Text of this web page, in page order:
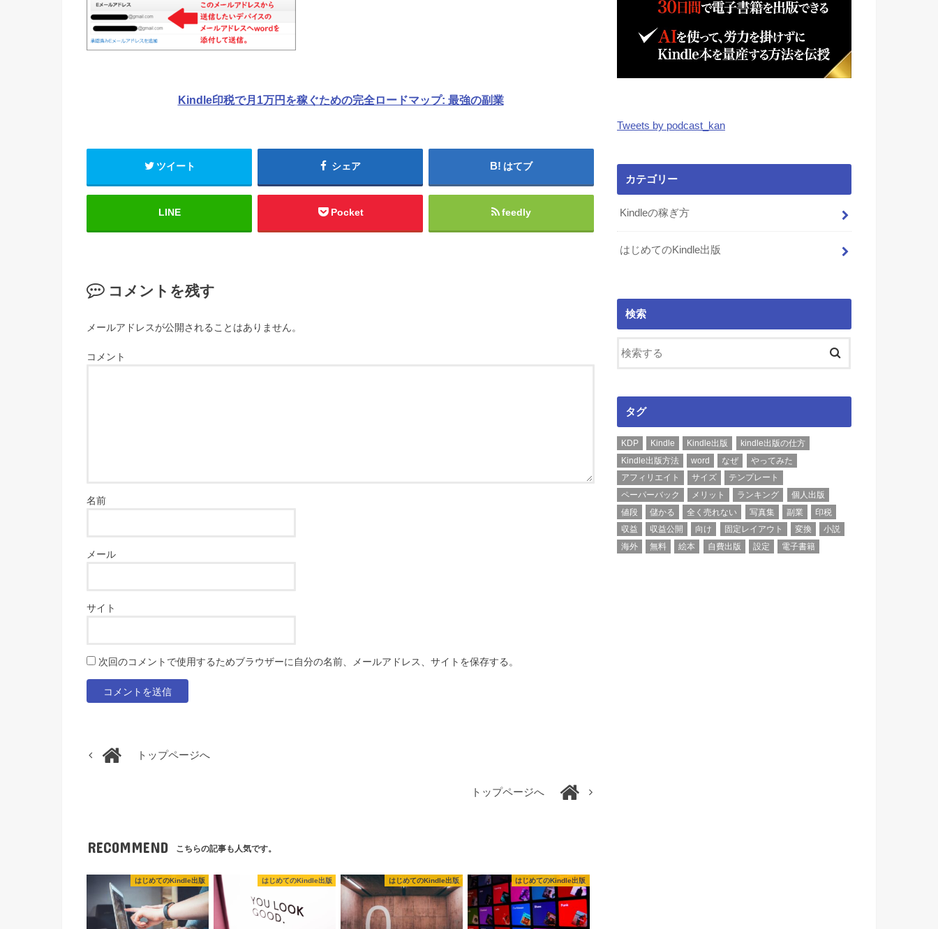
Kindle印税で月1万円を稼ぐための完全ロードマップ: 最強の副業
ツイート シェア はてブ
LINE Pocket feedly
コメントを残す
メールアドレスが公開されることはありません。
コメント
名前
メール
サイト
次回のコメントで使用するためブラウザーに自分の名前、メールアドレス、サイトを保存する。
トップページへ
トップページへ
RECOMMEND こちらの記事も人気です。
はじめてのKindle出版 はじめてのKindle出版 はじめてのKindle出版 はじめてのKindle出版
Tweets by podcast_kan
カテゴリー
Kindleの稼ぎ方
はじめてのKindle出版
検索
タグ
KDP Kindle Kindle出版
kindle出版の仕方
Kindle出版方法
word なぜ
やってみた
アフィリエイト
サイズ
テンプレート
ペーパーバック
メリット ランキング
個人出版
値段
儲かる 全く売れない 写真集 副業
印税
収益
収益公開 向け 固定レイアウト 変換
小説
海外
無料 絵本 自費出版 設定 電子書籍